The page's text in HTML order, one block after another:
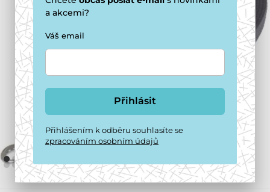
a akcemi?
Váš email
Přihlásit
Přihlášením k odběru souhlasíte se
zpracováním osobním údajů